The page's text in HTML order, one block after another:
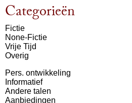
Categorieën
Fictie
None-Fictie
Vrije Tijd
Overig
Pers. ontwikkeling
Informatief
Andere talen
Aanbiedingen